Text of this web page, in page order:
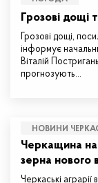
Грозові дощі
Грозові дощі,
інформує
Віталій
прогнозують…
НОВИНИ
Черкащина
зерна нового
Черкаські